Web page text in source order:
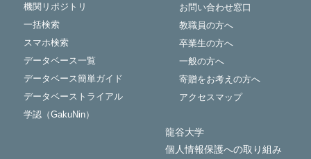
機関リポジトリ
一括検索
スマホ検索
データベース一覧
データベース簡単ガイド
データベーストライアル
学認（GakuNin）
お問い合わせ窓口
教職員の方へ
卒業生の方へ
一般の方へ
寄贈をお考えの方へ
アクセスマップ
龍谷大学
個人情報保護への取り組み